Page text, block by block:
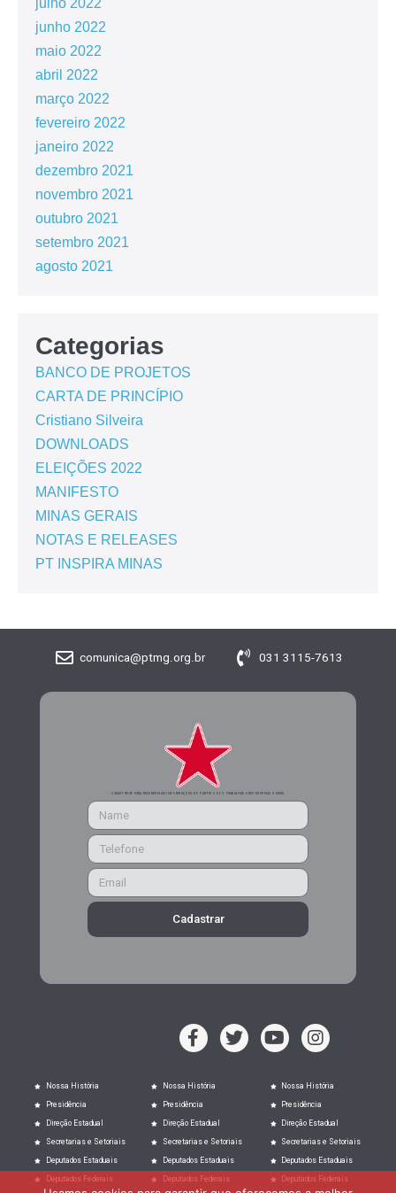
junho 2022
maio 2022
abril 2022
março 2022
fevereiro 2022
janeiro 2022
dezembro 2021
novembro 2021
outubro 2021
setembro 2021
agosto 2021
Categorias
BANCO DE PROJETOS
CARTA DE PRINCÍPIO
Cristiano Silveira
DOWNLOADS
ELEIÇÕES 2022
MANIFESTO
MINAS GERAIS
NOTAS E RELEASES
PT INSPIRA MINAS
comunica@ptmg.org.br 031 3115-7613
CADASTRE-SE PARA RECEBER MAIS INFORMAÇÕES DO PARTIDO DOS TRABALHADORES DE MINAS GERAIS
Cadastrar
Nossa História
Presidência
Direção Estadual
Secretarias e Setoriais
Deputados Estaduais
Deputados Federais
Nossa História
Presidência
Direção Estadual
Secretarias e Setoriais
Deputados Estaduais
Deputados Federais
Nossa História
Presidência
Direção Estadual
Secretarias e Setoriais
Deputados Estaduais
Deputados Federais